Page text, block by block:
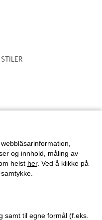
stiler
og innhold, måling av
helst her. Ved å klikke på
til egne formål (f.eks.